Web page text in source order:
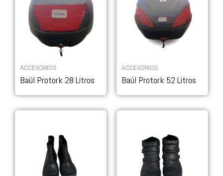
ACCESORIOS
Baúl Protork 28 Litros
ACCESORIOS
Baúl Protork 52 Litros